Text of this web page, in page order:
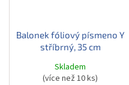
Balonek fóliový písmeno Y
stříbrný, 35 cm
Skladem
(více než 10 ks)